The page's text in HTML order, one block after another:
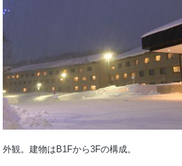
外観。建物はB1Fから3Fの構成。